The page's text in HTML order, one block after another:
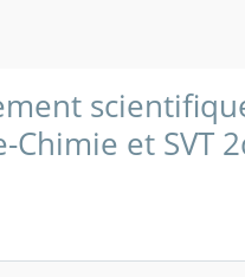
Chimie et SVT